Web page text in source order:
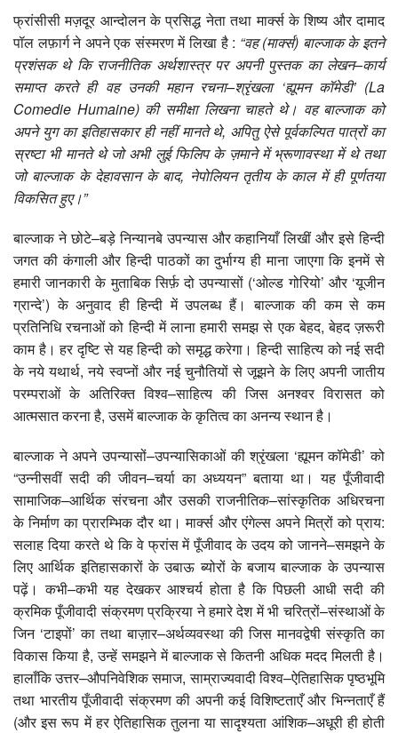
फ्रांसीसी मज़दूर आन्दोलन के प्रसिद्ध नेता तथा मार्क्स के शिष्य और दामाद
पॉल लफ़ार्ग ने अपने एक संस्मरण में लिखा है : “वह (मार्क्स) बाल्जाक के इतने
प्रशंसक थे कि राजनीतिक अर्थशास्त्र पर अपनी पुस्तक का लेखन–कार्य
समाप्त करते ही वह उनकी महान रचना–श्रृंखला ‘ह्यूमन कॉमेडी’ (La
Comedie Humaine) की समीक्षा लिखना चाहते थे। वह बाल्जाक को
अपने युग का इतिहासकार ही नहीं मानते थे, अपितु ऐसे पूर्वकल्पित पात्रों का
स्रष्टा भी मानते थे जो अभी लुई फिलिप के ज़माने में भ्रूणावस्था में थे तथा
जो बाल्जाक के देहावसान के बाद, नेपोलियन तृतीय के काल में ही पूर्णतया
विकसित हुए।”
बाल्जाक ने छोटे–बड़े निन्यानबे उपन्यास और कहानियाँ लिखीं और इसे हिन्दी
जगत की कंगाली और हिन्दी पाठकों का दुर्भाग्य ही माना जाएगा कि इनमें से
हमारी जानकारी के मुताबिक सिर्फ़ दो उपन्यासों (‘ओल्ड गोरियो’ और ‘यूजीन
ग्रान्दे’) के अनुवाद ही हिन्दी में उपलब्ध हैं। बाल्जाक की कम से कम
प्रतिनिधि रचनाओं को हिन्दी में लाना हमारी समझ से एक बेहद, बेहद ज़रूरी
काम है। हर दृष्टि से यह हिन्दी को समृद्ध करेगा। हिन्दी साहित्य को नई सदी
के नये यथार्थ, नये स्वप्नों और नई चुनौतियों से जूझने के लिए अपनी जातीय
परम्पराओं के अतिरिक्त विश्व–साहित्य की जिस अनश्वर विरासत को
आत्मसात करना है, उसमें बाल्जाक के कृतित्व का अनन्य स्थान है।
बाल्जाक ने अपने उपन्यासों–उपन्यासिकाओं की श्रृंखला ‘ह्यूमन कॉमेडी’ को
“उन्नीसवीं सदी की जीवन–चर्या का अध्ययन” बताया था। यह पूँजीवादी
सामाजिक–आर्थिक संरचना और उसकी राजनीतिक–सांस्कृतिक अधिरचना
के निर्माण का प्रारम्भिक दौर था। मार्क्स और एंगेल्स अपने मित्रों को प्राय:
सलाह दिया करते थे कि वे फ्रांस में पूँजीवाद के उदय को जानने–समझने के
लिए आर्थिक इतिहासकारों के उबाऊ ब्योरों के बजाय बाल्जाक के उपन्यास
पढ़ें। कभी–कभी यह देखकर आश्चर्य होता है कि पिछली आधी सदी की
क्रमिक पूँजीवादी संक्रमण प्रक्रिया ने हमारे देश में भी चरित्रों–संस्थाओं के
जिन ‘टाइपों’ का तथा बाज़ार–अर्थव्यवस्था की जिस मानवद्वेषी संस्कृति का
विकास किया है, उन्हें समझने में बाल्जाक से कितनी अधिक मदद मिलती है।
हालाँकि उत्तर–औपनिवेशिक समाज, साम्राज्यवादी विश्व–ऐतिहासिक पृष्ठभूमि
तथा भारतीय पूँजीवादी संक्रमण की अपनी कई विशिष्टताएँ और भिन्नताएँ हैं
(और इस रूप में हर ऐतिहासिक तुलना या सादृश्यता आंशिक–अधूरी ही होती